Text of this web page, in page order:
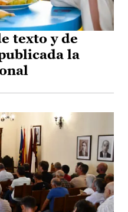
texto y de
la